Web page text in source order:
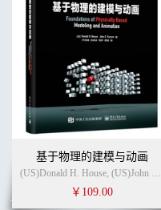
基于物理的建模与动画
(US)Donald H. House, (US)John C. Keyser (作者)
￥109.00